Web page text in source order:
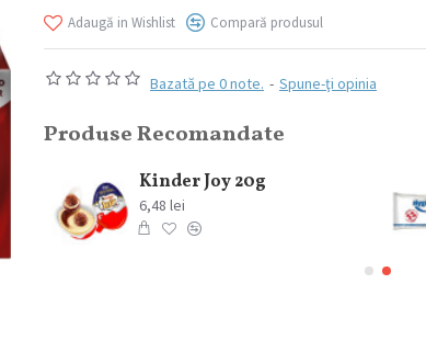
Bazată pe 0 note. - Spune-ţi opinia
Adaugă in Wishlist Compară produsul
Produse Recomandate
Kinder Joy 20g
6,48 lei